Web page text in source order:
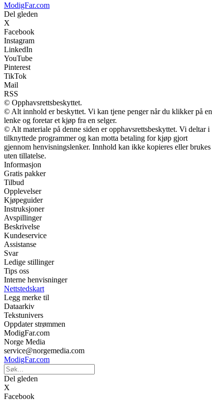
ModigFar.com
Del gleden
X
Facebook
Instagram
LinkedIn
YouTube
Pinterest
TikTok
Mail
RSS
© Opphavsrettsbeskyttet.
© Alt innhold er beskyttet. Vi kan tjene penger når du klikker på en
lenke og foretar et kjøp fra en selger.
© Alt materiale på denne siden er opphavsrettsbeskyttet. Vi deltar i
tilknyttede programmer og kan motta betaling for kjøp gjort
gjennom henvisningslenker. Innhold kan ikke kopieres eller brukes
uten tillatelse.
Informasjon
Gratis pakker
Tilbud
Opplevelser
Kjøpeguider
Instruksjoner
Avspillinger
Beskrivelse
Kundeservice
Assistanse
Svar
Ledige stillinger
Tips oss
Interne henvisninger
Nettstedskart
Legg merke til
Dataarkiv
Tekstunivers
Oppdater strømmen
ModigFar.com
Norge Media
service@norgemedia.com
ModigFar.com
Del gleden
X
Facebook